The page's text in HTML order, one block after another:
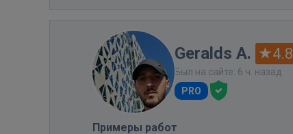
Geralds A. 4.8
Был на сайте: 6 ч. назад
PRO
Примеры работ